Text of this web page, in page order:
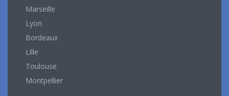
Marseille
Lyon
Bordeaux
Lille
Toulouse
Montpellier